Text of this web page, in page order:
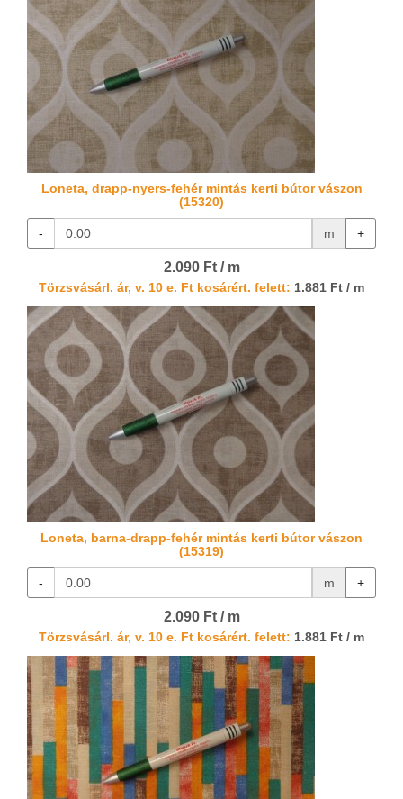
Loneta, drapp-nyers-fehér mintás kerti bútor vászon
(15320)
- m +
2.090 Ft / m
Törzsvásárl. ár, v. 10 e. Ft kosárért. felett: 1.881 Ft / m
Loneta, barna-drapp-fehér mintás kerti bútor vászon
(15319)
- m +
2.090 Ft / m
Törzsvásárl. ár, v. 10 e. Ft kosárért. felett: 1.881 Ft / m